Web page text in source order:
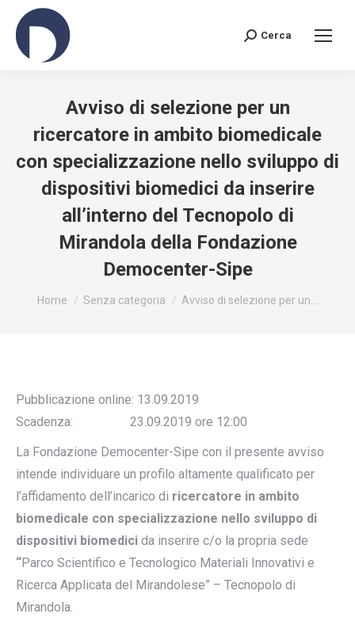
Search:
Cerca
Avviso di selezione per un
ricercatore in ambito biomedicale
con specializzazione nello sviluppo di
dispositivi biomedici da inserire
all’interno del Tecnopolo di
Mirandola della Fondazione
Democenter-Sipe
You are here:
Home Senza categoria Avviso di selezione per un…
Pubblicazione online: 13.09.2019
Scadenza: 23.09.2019 ore 12:00
La Fondazione Democenter-Sipe con il presente avviso
intende individuare un profilo altamente qualificato per
l’affidamento dell’incarico di ricercatore in ambito
biomedicale con specializzazione nello sviluppo di
dispositivi biomedici da inserire c/o la propria sede
“Parco Scientifico e Tecnologico Materiali Innovativi e
Ricerca Applicata del Mirandolese” – Tecnopolo di
Mirandola.